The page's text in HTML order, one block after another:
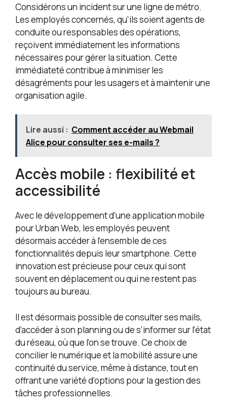
Considérons un incident sur une ligne de métro.
Les employés concernés, qu’ils soient agents de
conduite ou responsables des opérations,
reçoivent immédiatement les informations
nécessaires pour gérer la situation. Cette
immédiateté contribue à minimiser les
désagréments pour les usagers et à maintenir une
organisation agile.
Lire aussi : Comment accéder au Webmail
Alice pour consulter ses e-mails ?
Accès mobile : flexibilité et
accessibilité
Avec le développement d’une application mobile
pour Urban Web, les employés peuvent
désormais accéder à l’ensemble de ces
fonctionnalités depuis leur smartphone. Cette
innovation est précieuse pour ceux qui sont
souvent en déplacement ou qui ne restent pas
toujours au bureau.
Il est désormais possible de consulter ses mails,
d’accéder à son planning ou de s’informer sur l’état
du réseau, où que l’on se trouve. Ce choix de
concilier le numérique et la mobilité assure une
continuité du service, même à distance, tout en
offrant une variété d’options pour la gestion des
tâches professionnelles.